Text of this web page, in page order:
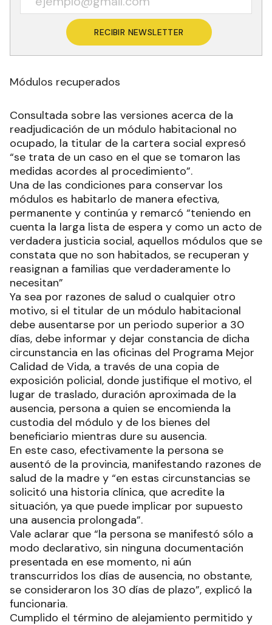
RECIBIR NEWSLETTER
Módulos recuperados
Consultada sobre las versiones acerca de la
readjudicación de un módulo habitacional no
ocupado, la titular de la cartera social expresó
“se trata de un caso en el que se tomaron las
medidas acordes al procedimiento”.
Una de las condiciones para conservar los
módulos es habitarlo de manera efectiva,
permanente y continúa y remarcó “teniendo en
cuenta la larga lista de espera y como un acto de
verdadera justicia social, aquellos módulos que se
constata que no son habitados, se recuperan y
reasignan a familias que verdaderamente lo
necesitan”
Ya sea por razones de salud o cualquier otro
motivo, si el titular de un módulo habitacional
debe ausentarse por un periodo superior a 30
días, debe informar y dejar constancia de dicha
circunstancia en las oficinas del Programa Mejor
Calidad de Vida, a través de una copia de
exposición policial, donde justifique el motivo, el
lugar de traslado, duración aproximada de la
ausencia, persona a quien se encomienda la
custodia del módulo y de los bienes del
beneficiario mientras dure su ausencia.
En este caso, efectivamente la persona se
ausentó de la provincia, manifestando razones de
salud de la madre y “en estas circunstancias se
solicitó una historia clínica, que acredite la
situación, ya que puede implicar por supuesto
una ausencia prolongada”.
Vale aclarar que “la persona se manifestó sólo a
modo declarativo, sin ninguna documentación
presentada en ese momento, ni aún
transcurridos los días de ausencia, no obstante,
se consideraron los 30 días de plazo”, explicó la
funcionaria.
Cumplido el término de alejamiento permitido y